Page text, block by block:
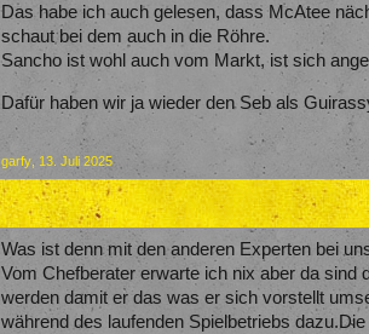
Das habe ich auch gelesen, dass McAtee
schaut bei dem auch in die Röhre.
Sancho ist wohl auch vom Markt, ist sich
Dafür haben wir ja wieder den Seb als
garfy 13. Juli 2025
Was ist denn mit den anderen Experten bei
Vom Chefberater erwarte ich nix aber da sind
werden damit er das was er sich vorstellt
während des laufenden Spielbetriebs